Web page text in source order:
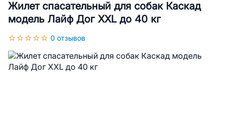
Жилет спасательный для собак Каскад
модель Лайф Дог XXL до 40 кг
0 отзывов